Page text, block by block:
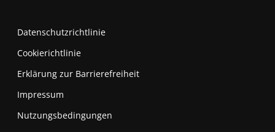
Datenschutzrichtlinie
Cookierichtlinie
Erklärung zur Barrierefreiheit
Impressum
Nutzungsbedingungen